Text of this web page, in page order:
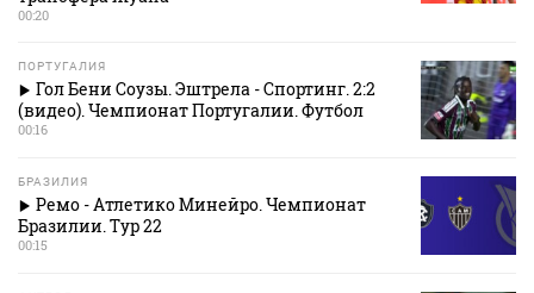
00:20
ПОРТУГАЛИЯ
Гол Бени Соузы. Эштрела - Спортинг. 2:2
(видео). Чемпионат Португалии. Футбол
00:16
БРАЗИЛИЯ
Ремо - Атлетико Минейро. Чемпионат
Бразилии. Тур 22
00:15